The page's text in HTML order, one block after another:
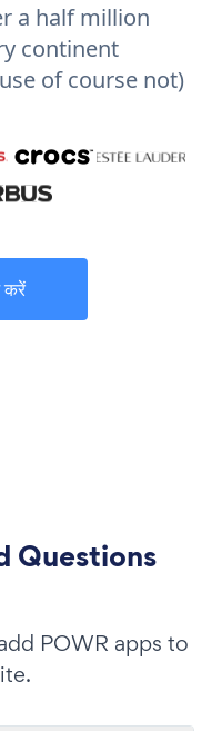
a half million
continent
of course not)
करें
Questions
POWR apps to